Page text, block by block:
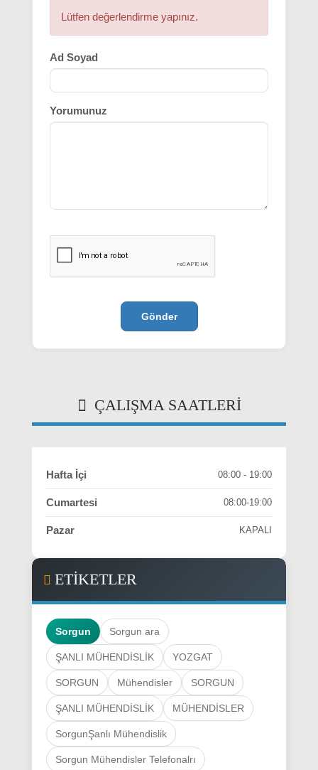
Lütfen değerlendirme yapınız.
Ad Soyad
Yorumunuz
Gönder
ÇALIŞMA SAATLERI
Hafta İçi 08:00 - 19:00
Cumartesi 08:00-19:00
Pazar KAPALI
ETİKETLER
Sorgun Sorgun ara
ŞANLI MÜHENDİSLİK YOZGAT
SORGUN Mühendisler SORGUN
ŞANLI MÜHENDİSLİK MÜHENDİSLER
SorgunŞanlı Mühendislik
Sorgun Mühendisler Telefonalrı